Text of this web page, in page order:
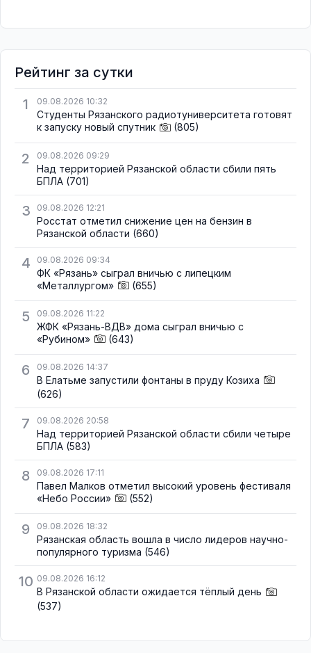
Рейтинг за сутки
1
09.08.2026 10:32
Студенты Рязанского радиотуниверситета готовят
к запуску новый спутник
(805)
2 09.08.2026 09:29
Над территорией Рязанской области сбили пять
БПЛА (701)
3 09.08.2026 12:21
Росстат отметил снижение цен на бензин в
Рязанской области (660)
4 09.08.2026 09:34
ФК «Рязань» сыграл вничью с липецким
«Металлургом»
(655)
5 09.08.2026 11:22
ЖФК «Рязань-ВДВ» дома сыграл вничью с
«Рубином»
(643)
6 09.08.2026 14:37
В Елатьме запустили фонтаны в пруду Козиха
(626)
7 09.08.2026 20:58
Над территорией Рязанской области сбили четыре
БПЛА (583)
8 09.08.2026 17:11
Павел Малков отметил высокий уровень фестиваля
«Небо России»
(552)
9 09.08.2026 18:32
Рязанская область вошла в число лидеров научно-
популярного туризма (546)
10 09.08.2026 16:12
В Рязанской области ожидается тёплый день
(537)